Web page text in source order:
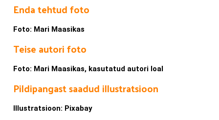
Enda tehtud foto
Foto: Mari Maasikas
Teise autori foto
Foto: Mari Maasikas, kasutatud autori loal
Pildipangast saadud illustratsioon
Illustratsioon: Pixabay